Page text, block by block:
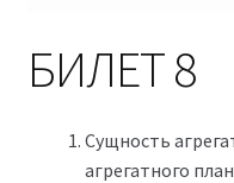
БИЛЕТ 8
Сущность
агрегатного